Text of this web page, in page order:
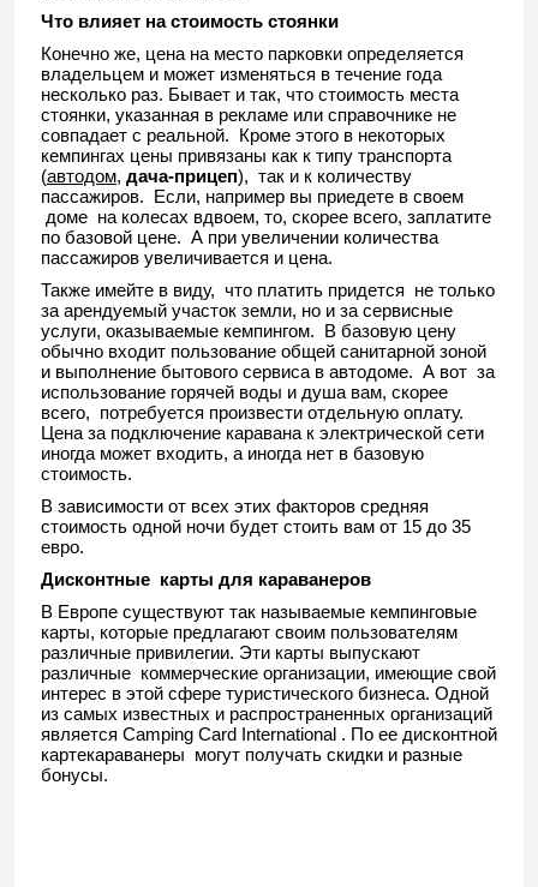
Что влияет на стоимость стоянки
Конечно же, цена на место парковки определяется
владельцем и может изменяться в течение года
несколько раз. Бывает и так, что стоимость места
стоянки, указанная в рекламе или справочнике не
совпадает с реальной. Кроме этого в некоторых
кемпингах цены привязаны как к типу транспорта
(автодом, дача-прицеп), так и к количеству
пассажиров. Если, например вы приедете в своем
доме на колесах вдвоем, то, скорее всего, заплатите
по базовой цене. А при увеличении количества
пассажиров увеличивается и цена.
Также имейте в виду, что платить придется не только
за арендуемый участок земли, но и за сервисные
услуги, оказываемые кемпингом. В базовую цену
обычно входит пользование общей санитарной зоной
и выполнение бытового сервиса в автодоме. А вот за
использование горячей воды и душа вам, скорее
всего, потребуется произвести отдельную оплату.
Цена за подключение каравана к электрической сети
иногда может входить, а иногда нет в базовую
стоимость.
В зависимости от всех этих факторов средняя
стоимость одной ночи будет стоить вам от 15 до 35
евро.
Дисконтные карты для караванеров
В Европе существуют так называемые кемпинговые
карты, которые предлагают своим пользователям
различные привилегии. Эти карты выпускают
различные коммерческие организации, имеющие свой
интерес в этой сфере туристического бизнеса. Одной
из самых известных и распространенных организаций
является Camping Card International . По ее дисконтной
картекараванеры могут получать скидки и разные
бонусы.